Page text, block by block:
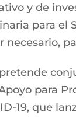
y de
para el
necesario,
para
19, que